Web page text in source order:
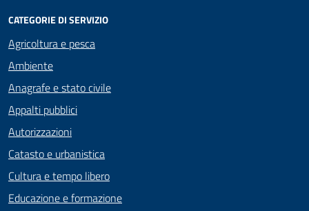
CATEGORIE DI SERVIZIO
Agricoltura e pesca
Ambiente
Anagrafe e stato civile
Appalti pubblici
Autorizzazioni
Catasto e urbanistica
Cultura e tempo libero
Educazione e formazione